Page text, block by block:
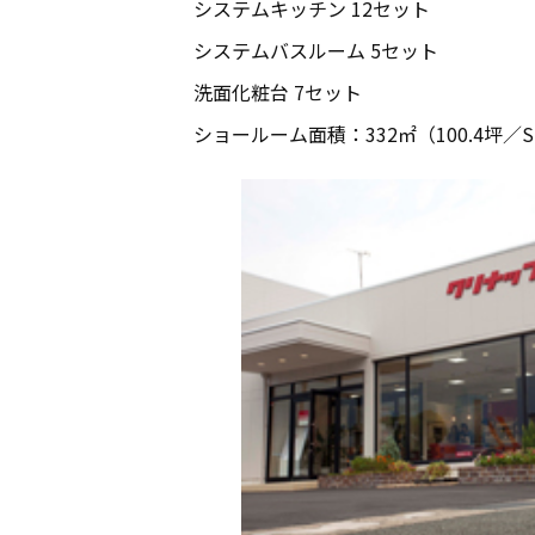
システムキッチン 12セット
システムバスルーム 5セット
洗面化粧台 7セット
ショールーム面積：332㎡（100.4坪／